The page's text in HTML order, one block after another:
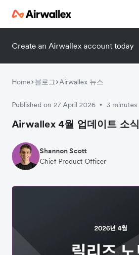
Create an Airwallex account today
Home 블로그 Airwallex 뉴스
Published on 27 April 2026 • 3 minutes
Airwallex 4월 업데이트 소식
Shannon Scott
Chief Product Officer